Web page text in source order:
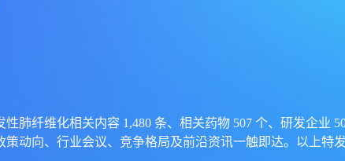
“十五五”战略规划 最新 从实验
注册审批
科普
研发注
专家观
与决策支持
肺纤维化相关内容 1,480 条、相关药物 507 个、研发企业
动向、行业会议、竞争格局及前沿资讯一触即达。以上特